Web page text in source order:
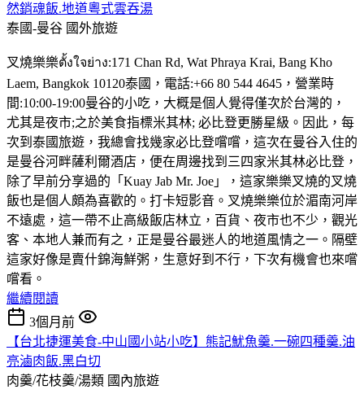
然銷魂飯.地道粵式雲吞湯
泰國-曼谷 國外旅遊
叉燒樂樂ตั้งใจย่าง:171 Chan Rd, Wat Phraya Krai, Bang Kho
Laem, Bangkok 10120泰國，電話:+66 80 544 4645，營業時
間:10:00-19:00曼谷的小吃，大概是個人覺得僅次於台灣的，
尤其是夜市;之於美食指標米其林; 必比登更勝星級。因此，每
次到泰國旅遊，我總會找幾家必比登嚐嚐，這次在曼谷入住的
是曼谷河畔薩利爾酒店，便在周邊找到三四家米其林必比登，
除了早前分享過的「Kuay Jab Mr. Joe」，這家樂樂叉燒的叉燒
飯也是個人頗為喜歡的。打卡短影音。叉燒樂樂位於湄南河岸
不遠處，這一帶不止高級飯店林立，百貨、夜市也不少，觀光
客、本地人兼而有之，正是曼谷最迷人的地道風情之一。隔壁
這家好像是賣什錦海鮮粥，生意好到不行，下次有機會也來嚐
嚐看。
繼續閱讀
3個月前
【台北捷運美食-中山國小站小吃】熊記魷魚羹.一碗四種羹.油
亮滷肉飯.黑白切
肉羹/花枝羹/湯類 國內旅遊